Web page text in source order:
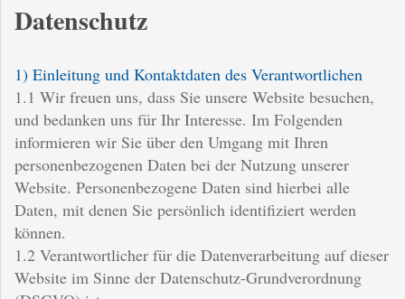
Datenschutz
1) Einleitung und Kontaktdaten des Verantwortlichen
1.1 Wir freuen uns, dass Sie unsere Website besuchen,
und bedanken uns für Ihr Interesse. Im Folgenden
informieren wir Sie über den Umgang mit Ihren
personenbezogenen Daten bei der Nutzung unserer
Website. Personenbezogene Daten sind hierbei alle
Daten, mit denen Sie persönlich identifiziert werden
können.
1.2 Verantwortlicher für die Datenverarbeitung auf dieser
Website im Sinne der Datenschutz-Grundverordnung